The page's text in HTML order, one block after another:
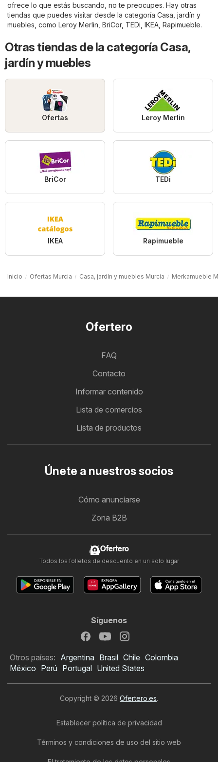
ofrece lo que estás buscando, no te preocupes. Hay otras
tiendas que puedes visitar desde la categoría Casa, jardín y
muebles , como Leroy Merlin BriCor, TEDi IKEA Rapimueble.
Otras tiendas de la categoría Casa,
jardín y muebles
Ofertas Leroy Merlin
BriCor TEDi
IKEA Rapimueble
Inicio Ofertas Murcia Casa, jardín y muebles Murcia Merkamueble
Ofertero
FAQ
Contacto
Informar contenido
Lista de comercios
Lista de productos
Únete a nuestros socios
Cómo anunciarse
Zona B2B
Ofertero
Todos los folletos de descuento en un solo lugar
Síguenos
Otros países: Argentina Brasil Chile Colombia
México Perú Portugal United States
Copyright © 2026 Ofertero.es.
Establecer política de privacidad
Términos y condiciones de uso del sitio web